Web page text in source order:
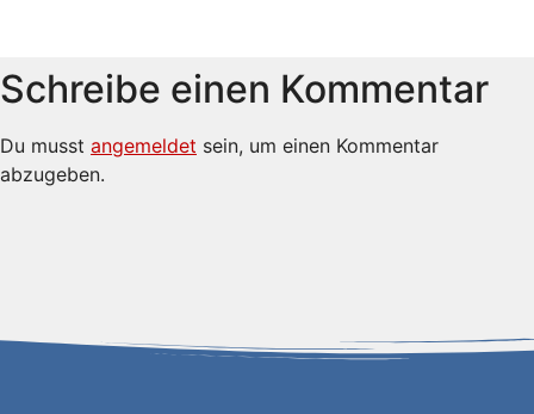
Schreibe einen Kommentar
Du musst angemeldet sein, um einen Kommentar
abzugeben.